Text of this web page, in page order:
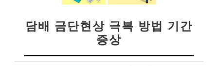
담배 금단현상 극복 방법 기간
증상